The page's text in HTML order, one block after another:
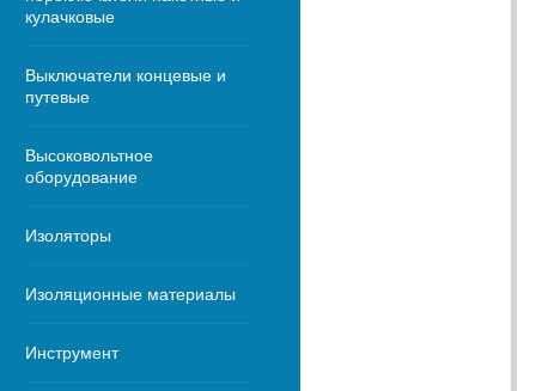
кулачковые
Выключатели концевые и
путевые
Высоковольтное
оборудование
Изоляторы
Изоляционные материалы
Инструмент